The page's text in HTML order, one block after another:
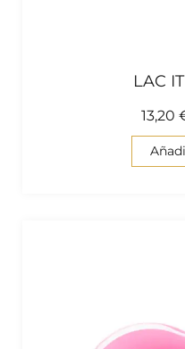
LAC
13,20